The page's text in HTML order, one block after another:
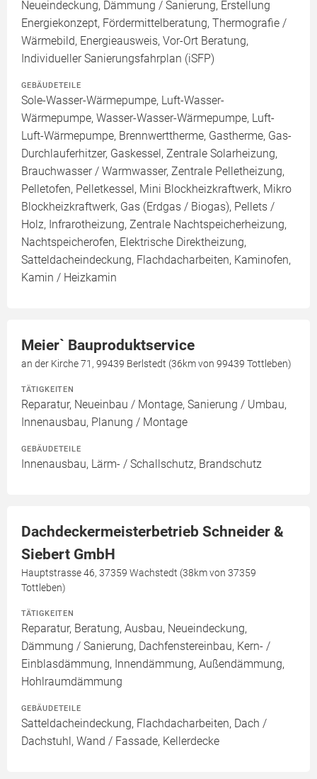
Neueindeckung, Dämmung / Sanierung, Erstellung
Energiekonzept, Fördermittelberatung, Thermografie /
Wärmebild, Energieausweis, Vor-Ort Beratung,
Individueller Sanierungsfahrplan (iSFP)
GEBÄUDETEILE
Sole-Wasser-Wärmepumpe, Luft-Wasser-
Wärmepumpe, Wasser-Wasser-Wärmepumpe, Luft-
Luft-Wärmepumpe, Brennwerttherme, Gastherme, Gas-
Durchlauferhitzer, Gaskessel, Zentrale Solarheizung,
Brauchwasser / Warmwasser, Zentrale Pelletheizung,
Pelletofen, Pelletkessel, Mini Blockheizkraftwerk, Mikro
Blockheizkraftwerk, Gas (Erdgas / Biogas), Pellets /
Holz, Infrarotheizung, Zentrale Nachtspeicherheizung,
Nachtspeicherofen, Elektrische Direktheizung,
Satteldacheindeckung, Flachdacharbeiten, Kaminofen,
Kamin / Heizkamin
Meier` Bauproduktservice
an der Kirche 71, 99439 Berlstedt (36km von 99439 Tottleben)
TÄTIGKEITEN
Reparatur, Neueinbau / Montage, Sanierung / Umbau,
Innenausbau, Planung / Montage
GEBÄUDETEILE
Innenausbau, Lärm- / Schallschutz, Brandschutz
Dachdeckermeisterbetrieb Schneider &
Siebert GmbH
Hauptstrasse 46, 37359 Wachstedt (38km von 37359
Tottleben)
TÄTIGKEITEN
Reparatur, Beratung, Ausbau, Neueindeckung,
Dämmung / Sanierung, Dachfenstereinbau, Kern- /
Einblasdämmung, Innendämmung, Außendämmung,
Hohlraumdämmung
GEBÄUDETEILE
Satteldacheindeckung, Flachdacharbeiten, Dach /
Dachstuhl, Wand / Fassade, Kellerdecke